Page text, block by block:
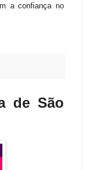
a confiança no
de São